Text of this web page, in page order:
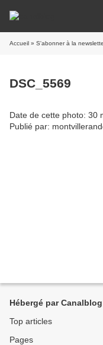
Accueil » S'abonner à la
DSC_5569
Date de cette photo: 30
Publié par:
Hébergé par Canalblog
Top articles
Pages